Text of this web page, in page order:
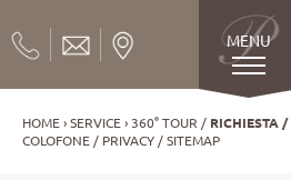
MENU
HOME SERVICE 360° TOUR RICHIESTA
COLOFONE
PRIVACY SITEMAP